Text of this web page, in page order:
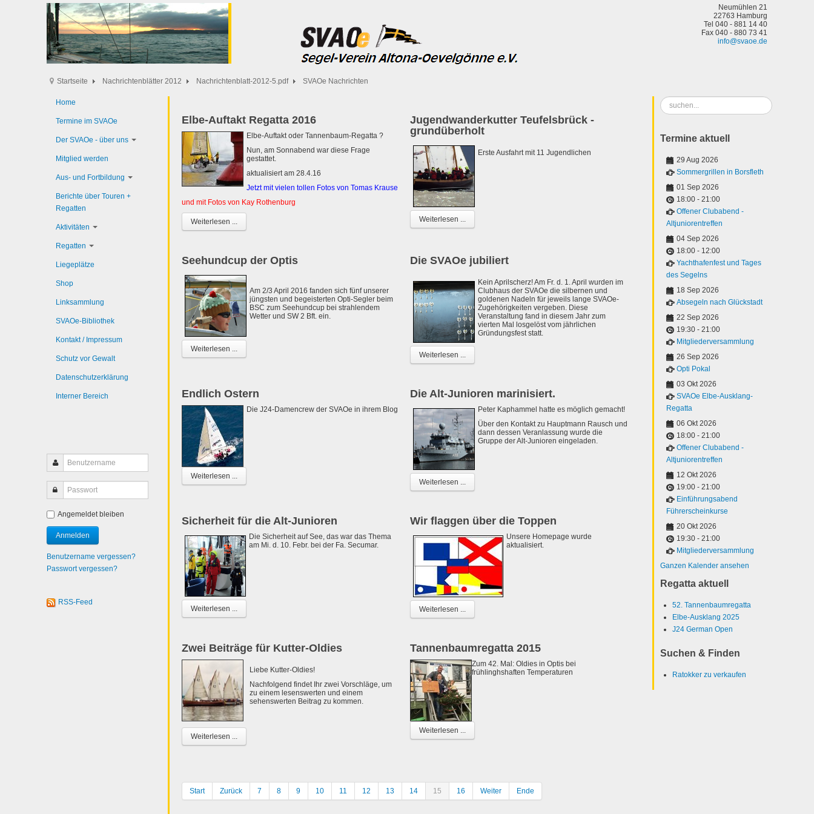
Neumühlen 21
22763 Hamburg
Tel 040 - 881 14 40
Fax 040 - 880 73 41
info@svaoe.de
Startseite Nachrichtenblätter 2012 Nachrichtenblatt-2012-5.pdf SVAOe Nachrichten
Elbe-Auftakt Regatta 2016
Elbe-Auftakt oder Tannenbaum-Regatta ?
Nun, am Sonnabend war diese Frage
gestattet.
aktualisiert am 28.4.16
Jetzt mit vielen tollen Fotos von Tomas Krause
und mit Fotos von Kay Rothenburg
Weiterlesen ...
Jugendwanderkutter Teufelsbrück -
grundüberholt
Erste Ausfahrt mit 11 Jugendlichen
Weiterlesen ...
Seehundcup der Optis
Am 2/3 April 2016 fanden sich fünf unserer
jüngsten und begeisterten Opti-Segler beim
BSC zum Seehundcup bei strahlendem
Wetter und SW 2 Bft. ein.
Weiterlesen ...
Die SVAOe jubiliert
Kein Aprilscherz! Am Fr. d. 1. April wurden im
Clubhaus der SVAOe die silbernen und
goldenen Nadeln für jeweils lange SVAOe-
Zugehörigkeiten vergeben. Diese
Veranstaltung fand in diesem Jahr zum
vierten Mal losgelöst vom jährlichen
Gründungsfest statt.
Weiterlesen ...
Endlich Ostern
Die J24-Damencrew der SVAOe in ihrem Blog
Weiterlesen ...
Die Alt-Junioren marinisiert.
Peter Kaphammel hatte es möglich gemacht!
Über den Kontakt zu Hauptmann Rausch und
dann dessen Veranlassung wurde die
Gruppe der Alt-Junioren eingeladen.
Weiterlesen ...
Sicherheit für die Alt-Junioren
Die Sicherheit auf See, das war das Thema
am Mi. d. 10. Febr. bei der Fa. Secumar.
Weiterlesen ...
Wir flaggen über die Toppen
Unsere Homepage wurde
aktualisiert.
Weiterlesen ...
Zwei Beiträge für Kutter-Oldies
Liebe Kutter-Oldies!
Nachfolgend findet Ihr zwei Vorschläge, um
zu einem lesenswerten und einem
sehenswerten Beitrag zu kommen.
Weiterlesen ...
Tannenbaumregatta 2015
Zum 42. Mal: Oldies in Optis bei
frühlinghshaften Temperaturen
Weiterlesen ...
Start Zurück 7 8 9 10 11 12 13 14 15 16 Weiter Ende
Home
Termine im SVAOe
Der SVAOe - über uns
Mitglied werden
Aus- und Fortbildung
Berichte über Touren +
Regatten
Aktivitäten
Regatten
Liegeplätze
Shop
Linksammlung
SVAOe-Bibliothek
Kontakt / Impressum
Schutz vor Gewalt
Datenschutzerklärung
Interner Bereich
Angemeldet bleiben
Benutzername vergessen?
Passwort vergessen?
RSS-Feed
Suchen
...
Termine aktuell
29 Aug 2026
Sommergrillen in Borsfleth
01 Sep 2026
18:00 - 21:00
Offener Clubabend -
Altjuniorentreffen
04 Sep 2026
18:00 - 12:00
Yachthafenfest und Tages
des Segelns
18 Sep 2026
Absegeln nach Glückstadt
22 Sep 2026
19:30 - 21:00
Mitgliederversammlung
26 Sep 2026
Opti Pokal
03 Okt 2026
SVAOe Elbe-Ausklang-
Regatta
06 Okt 2026
18:00 - 21:00
Offener Clubabend -
Altjuniorentreffen
12 Okt 2026
19:00 - 21:00
Einführungsabend
Führerscheinkurse
20 Okt 2026
19:30 - 21:00
Mitgliederversammlung
Ganzen Kalender ansehen
Regatta aktuell
52. Tannenbaumregatta
Elbe-Ausklang 2025
J24 German Open
Suchen & Finden
Ratokker zu verkaufen